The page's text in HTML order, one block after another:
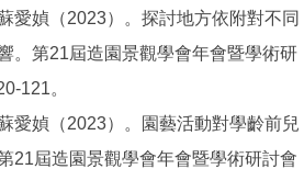
愛媜（2023）。探討地方依附對不同
。第21屆造園景觀學會年會暨學術研
121。
愛媜（2023）。園藝活動對學齡前兒
21屆造園景觀學會年會暨學術研討會